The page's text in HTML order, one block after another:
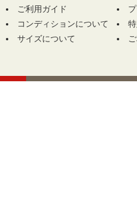
埼玉県にて
【中古 ガーミ
ー測定器 ブラック×ホワ
距離計 スコープ】をお買
ございます！
ー測定器 ブラック×ホワ
ご利用ガイド
コンディションについて
サイズについて